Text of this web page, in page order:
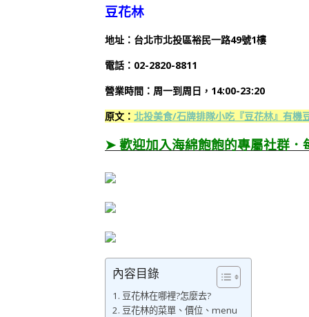
豆花林
地址：台北市北投區裕民一路49號1樓
電話：02-2820-8811
營業時間 ： 周一到周日， 14:00-23:20
原文： 北投美食/石牌排隊小吃『豆花林』有機
➤ 歡迎加入海綿飽飽的專屬社群．
內容目錄
豆花林在哪裡?怎麼去?
豆花林的菜單、價位、menu